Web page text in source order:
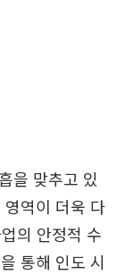
을 맞추고 있
역이 더욱 다
의 안정적 수
통해 인도 시